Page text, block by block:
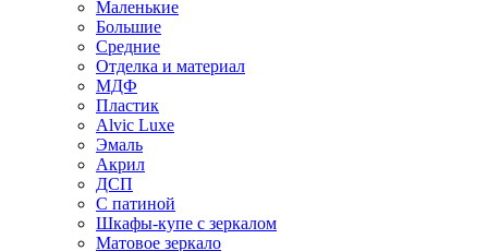
Маленькие
Большие
Средние
Отделка и материал
МДФ
Пластик
Alvic Luxe
Эмаль
Акрил
ДСП
С патиной
Шкафы-купе с зеркалом
Матовое зеркало